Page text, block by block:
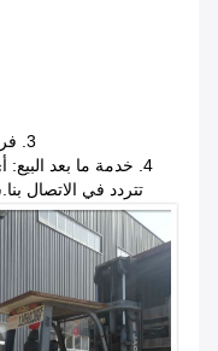
3. فريق التعبئة المدربين تدريبا جيدا والانضباط.
4. خدمة ما بعد
تتردد في الاتصال